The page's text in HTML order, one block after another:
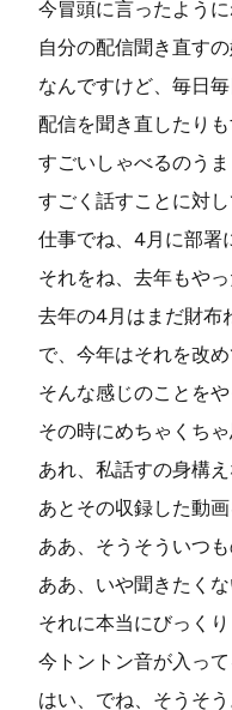
今冒頭に言ったよう
自分の配信聞き直す
なんですけど、毎日
配信を聞き直したりも
すごいしゃべるのう
すごく話すことに対
仕事でね、4月に部署
それをね、去年もや
去年の4月はまだ財布
で、今年はそれを改
そんな感じのことをや
その時にめちゃくちゃ
あれ、私話すの身構
あとその収録した動
ああ、そうそういつ
ああ、いや聞きたく
それに本当にびっく
今トントン音が入っ
はい、でね、そうそう